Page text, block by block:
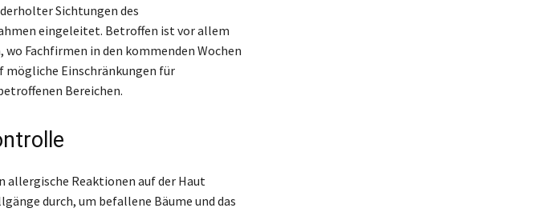
Sichtungen des
eingeleitet. Betroffen ist vor allem
Fachfirmen in den kommenden Wochen
mögliche Einschränkungen für
Bereichen.
allergische Reaktionen auf der Haut
durch, um befallene Bäume und das